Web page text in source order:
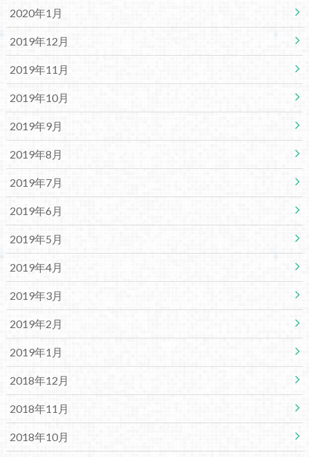
2020年1月
2019年12月
2019年11月
2019年10月
2019年9月
2019年8月
2019年7月
2019年6月
2019年5月
2019年4月
2019年3月
2019年2月
2019年1月
2018年12月
2018年11月
2018年10月